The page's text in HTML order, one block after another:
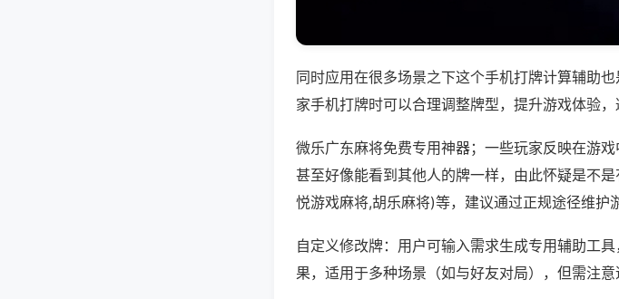
同时应用在很多场景之下这个手机打牌计算辅助
家手机打牌时可以合理调整牌型，提升游戏体验，
微乐广东麻将免费专用神器；一些玩家反映在游
甚至好像能看到其他人的牌一样，由此怀疑是不
悦游戏麻将,胡乐麻将)等，建议通过正规途径维护
自定义修改牌：用户可输入需求生成专用辅助工
果，适用于多种场景（如与好友对局），但需注意